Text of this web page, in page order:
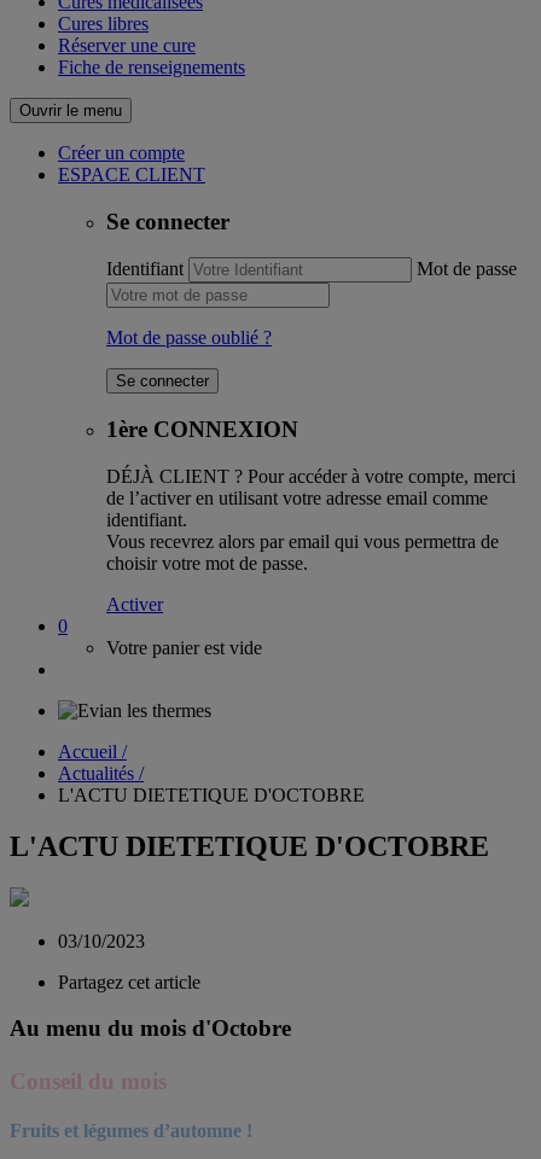
Cures libres
Réserver une cure
Fiche de renseignements
Ouvrir le menu
Créer un compte
ESPACE CLIENT
Se connecter
Identifiant Mot de passe
Mot de passe oublié ?
1ère CONNEXION
DÉJÀ CLIENT ? Pour accéder à votre compte, merci
de l’activer en utilisant votre adresse email comme
identifiant.
Vous recevrez alors par email qui vous permettra de
choisir votre mot de passe.
Activer
0
Votre panier est vide
Accueil /
Actualités /
L'ACTU DIETETIQUE D'OCTOBRE
L'ACTU DIETETIQUE D'OCTOBRE
03/10/2023
Partagez cet article
Au menu du mois d'Octobre
Conseil du mois
Fruits et légumes d’automne !